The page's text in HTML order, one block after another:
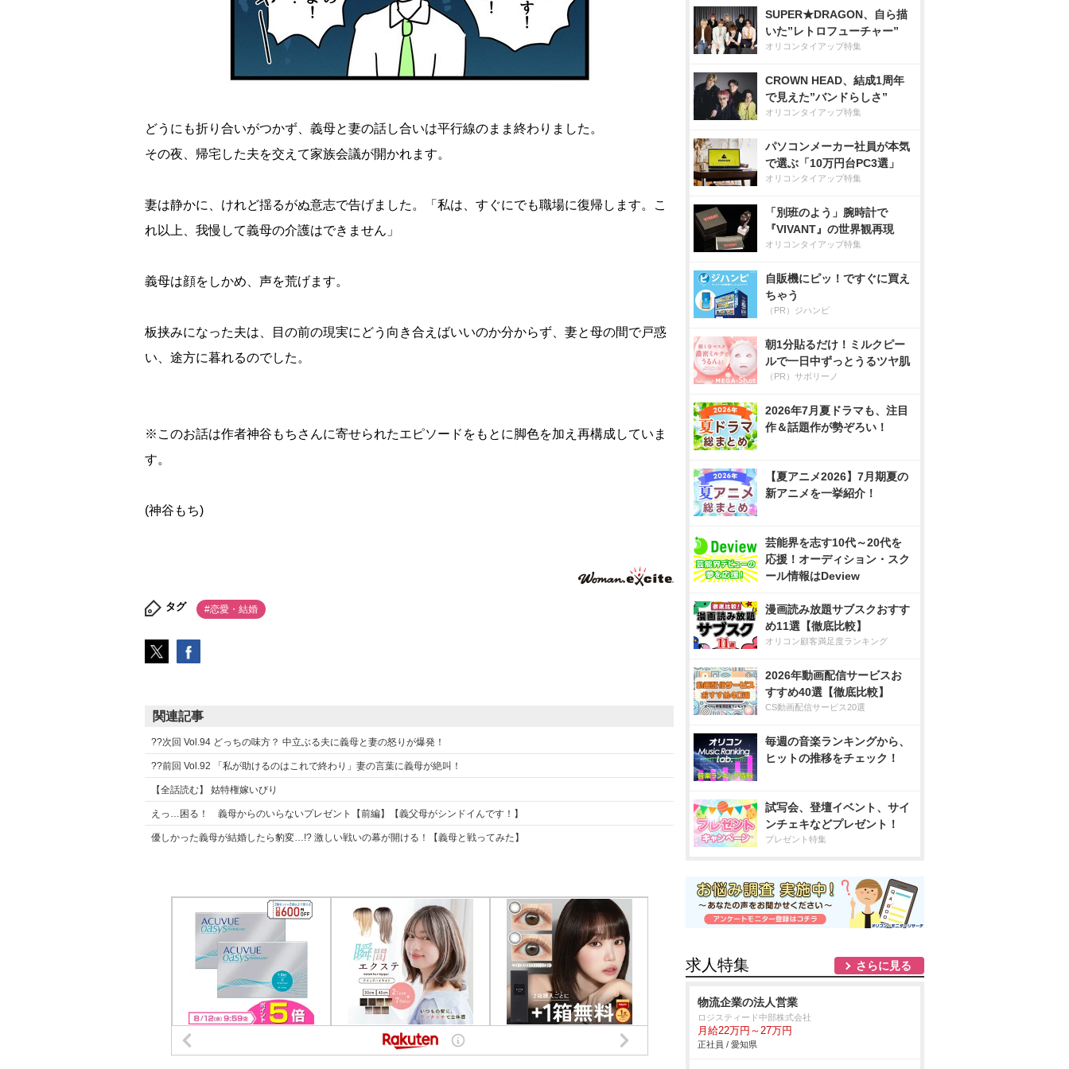
どうにも折り合いがつかず、義母と妻の話し合いは平行線のまま終わりました。
その夜、帰宅した夫を交えて家族会議が開かれます。
妻は静かに、けれど揺るがぬ意志で告げました。「私は、すぐにでも職場に復帰します。こ
れ以上、我慢して義母の介護はできません」
義母は顔をしかめ、声を荒げます。
板挟みになった夫は、目の前の現実にどう向き合えばいいのか分からず、妻と母の間で戸惑
い、途方に暮れるのでした。
※このお話は作者神谷もちさんに寄せられたエピソードをもとに脚色を加え再構成していま
す。
(神谷もち)
タグ #恋愛・結婚
関連記事
??次回 Vol.94 どっちの味方？ 中立ぶる夫に義母と妻の怒りが爆発！
??前回 Vol.92 「私が助けるのはこれで終わり」妻の言葉に義母が絶叫！
【全話読む】 姑特権嫁いびり
えっ…困る！ 義母からのいらないプレゼント【前編】【義父母がシンドイんです！】
優しかった義母が結婚したら豹変…!? 激しい戦いの幕が開ける！【義母と戦ってみた】
SUPER★DRAGON、自ら描
いた”レトロフューチャー”
オリコンタイアップ特集
CROWN HEAD、結成1周年
で見えた”バンドらしさ”
オリコンタイアップ特集
パソコンメーカー社員が本気
で選ぶ「10万円台PC3選」
オリコンタイアップ特集
「別班のよう」腕時計で
『VIVANT』の世界観再現
オリコンタイアップ特集
自販機にピッ！ですぐに買え
ちゃう
（PR）ジハンピ
朝1分貼るだけ！ミルクピー
ルで一日中ずっとうるツヤ肌
（PR）サボリーノ
2026年7月夏ドラマも、注目
作＆話題作が勢ぞろい！
【夏アニメ2026】7月期夏の
新アニメを一挙紹介！
芸能界を志す10代～20代を
応援！オーディション・スク
ール情報はDeview
漫画読み放題サブスクおすす
め11選【徹底比較】
オリコン顧客満足度ランキング
2026年動画配信サービスお
すすめ40選【徹底比較】
CS動画配信サービス20選
毎週の音楽ランキングから、
ヒットの推移をチェック！
試写会、登壇イベント、サイ
ンチェキなどプレゼント！
プレゼント特集
求人特集 さらに見る
物流企業の法人営業
ロジスティード中部株式会社
月給22万円～27万円
正社員 / 愛知県